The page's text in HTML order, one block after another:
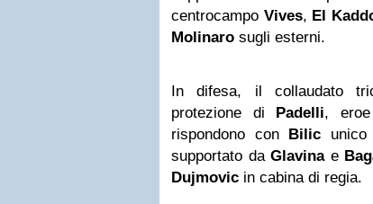
centrocampo Vives, El
Molinaro sugli esterni.
In difesa, il collaudato
protezione di Padelli,
rispondono con Bilic unico
supportato da Glavinae
Dujmovic in cabina di regia.